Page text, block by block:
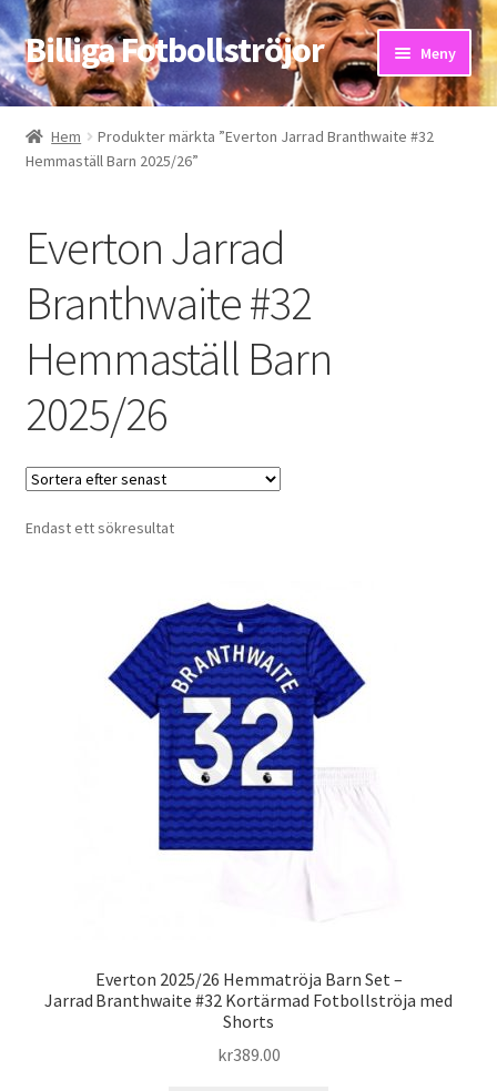
Hoppa
till
navigering
Hoppa
till
innehåll
Billiga Fotbollströjor Meny
Hem
Bloggar
Kontakta oss
Mitt konto
Varukorg
Hem
Produkter märkta ”Everton Jarrad Branthwaite #32
Hemmaställ Barn 2025/26”
Everton Jarrad
Branthwaite #32
Hemmaställ Barn
2025/26
Endast ett sökresultat
Everton 2025/26 Hemmatröja Barn Set –
Jarrad Branthwaite #32 Kortärmad Fotbollströja med
Shorts
kr389.00